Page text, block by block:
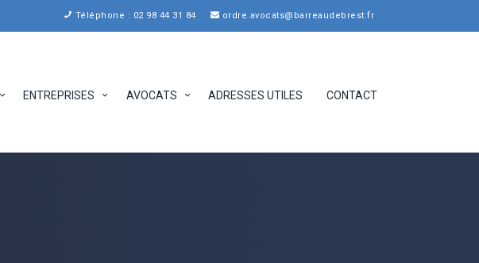
Téléphone : 02 98 44 31 84 ordre.avocats@barreaudebrest.fr
ENTREPRISES AVOCATS ADRESSES UTILES CONTACT